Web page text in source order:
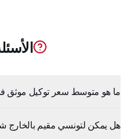
ما هو متوسط سعر توكيل موثق
هل يمكن لتونسي مقيم بالخارج